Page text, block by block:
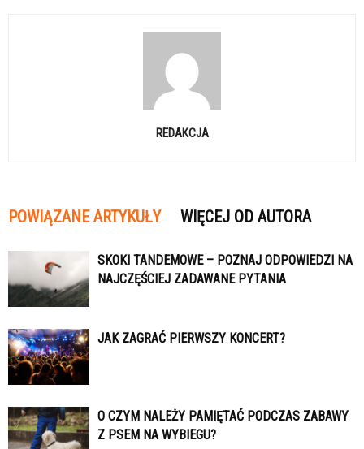
REDAKCJA
POWIĄZANE ARTYKUŁY WIĘCEJ OD AUTORA
SKOKI TANDEMOWE – POZNAJ ODPOWIEDZI NA
NAJCZĘŚCIEJ ZADAWANE PYTANIA
JAK ZAGRAĆ PIERWSZY KONCERT?
O CZYM NALEŻY PAMIĘTAĆ PODCZAS ZABAWY
Z PSEM NA WYBIEGU?